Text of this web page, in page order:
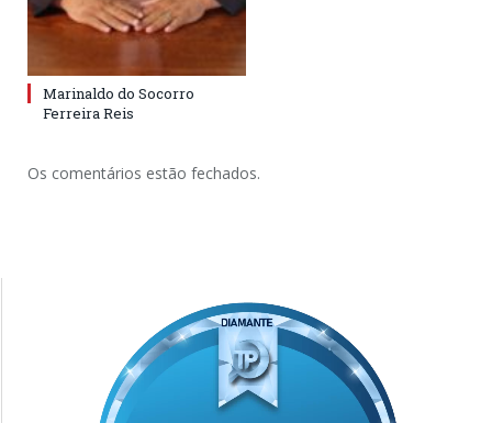
Marinaldo do Socorro
Ferreira Reis
Os comentários estão fechados.